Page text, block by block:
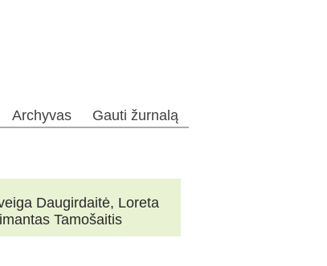
Archyvas Gauti žurnalą
Daugirdaitė, Loreta
Tamošaitis